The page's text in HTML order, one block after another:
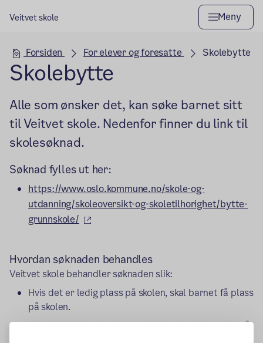
Veitvet skole Meny
Hovedseksjon
Forsiden For elever og foresatte Skolebytte
Skolebytte
Alle som ønsker det, kan søke barnet sitt
til Veitvet skole. Nedenfor finner du link til
skolesøknad.
Søknad fylles ut her:
https://www.oslo.kommune.no/skole-og-
utdanning/skoleoversikt-og-skoletilhorighet/bytte-
grunnskole/
(ekstern lenke)
Hvordan søknaden behandles
Veitvet skole behandler søknaden slik:
Hvis det er ledig plass på skolen, skal barnet få plass
på skolen.
Hvis skolen ikke har ledige plasser, kan ikke barnet få